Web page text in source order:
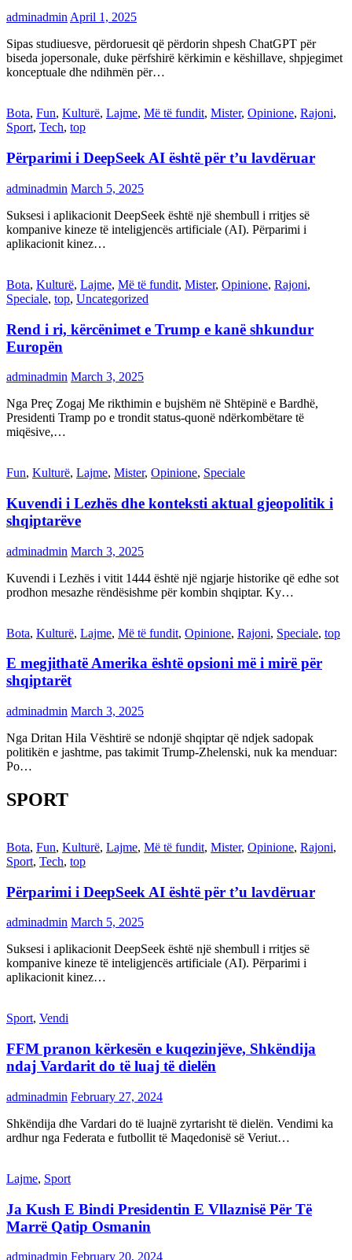
adminadmin April 1, 2025
Sipas studiuesve, përdoruesit që përdorin shpesh ChatGPT për
biseda jopersonale, duke përfshirë kërkimin e këshillave, shpjegimet
konceptuale dhe ndihmën për…
Bota, Fun, Kulturë, Lajme, Më të fundit, Mister, Opinione, Rajoni,
Sport, Tech, top
Përparimi i DeepSeek AI është për t’u lavdëruar
adminadmin March 5, 2025
Suksesi i aplikacionit DeepSeek është një shembull i rritjes së
kompanive kineze të inteligjencës artificiale (AI). Përparimi i
aplikacionit kinez…
Bota, Kulturë, Lajme, Më të fundit, Mister, Opinione, Rajoni,
Speciale, top, Uncategorized
Rend i ri, kërcënimet e Trump e kanë shkundur
Europën
adminadmin March 3, 2025
Nga Preç Zogaj Me rikthimin e bujshëm në Shtëpinë e Bardhë,
Presidenti Tramp po e trondit status-quonë ndërkombëtare të
miqësive,…
Fun, Kulturë, Lajme, Mister, Opinione, Speciale
Kuvendi i Lezhës dhe konteksti aktual gjeopolitik i
shqiptarëve
adminadmin March 3, 2025
Kuvendi i Lezhës i vitit 1444 është një ngjarje historike që edhe sot
prodhon mesazhe rëndësishme për kombin shqiptar. Ky…
Bota, Kulturë, Lajme, Më të fundit, Opinione, Rajoni, Speciale, top
E megjithatë Amerika është opsioni më i mirë për
shqiptarët
adminadmin March 3, 2025
Nga Dritan Hila Vështirë se ndonjë shqiptar që ndjek sadopak
politikën e jashtme, pas takimit Trump-Zhelenski, nuk ka menduar:
Po…
SPORT
Bota, Fun, Kulturë, Lajme, Më të fundit, Mister, Opinione, Rajoni,
Sport, Tech, top
Përparimi i DeepSeek AI është për t’u lavdëruar
adminadmin March 5, 2025
Suksesi i aplikacionit DeepSeek është një shembull i rritjes së
kompanive kineze të inteligjencës artificiale (AI). Përparimi i
aplikacionit kinez…
Sport, Vendi
FFM pranon kërkesën e kuqezinjëve, Shkëndija
ndaj Vardarit do të luaj të dielën
adminadmin February 27, 2024
Shkëndija dhe Vardari do të luajnë zyrtarisht të dielën. Vendimi ka
ardhur nga Federata e futbollit të Maqedonisë së Veriut…
Lajme, Sport
Ja Kush E Bindi Presidentin E Vllaznisë Për Të
Marrë Qatip Osmanin
adminadmin February 20, 2024